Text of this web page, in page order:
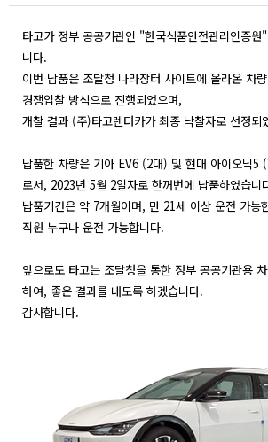
타고가 정부 공공기관인 "한국식품안전관리인증
니다.
이번 납품은 조달청 나라장터 사이트에 올라온 차
경쟁입찰 방식으로 진행되었으며,
개찰 결과 (주)타고렌터카가 최종 낙찰자로 선정되
납품한 차량은 기아 EV6 (2대) 및 현대 아이오닉5
로서, 2023년 5월 2일자로 한꺼번에 납품하였습니
납품기간은 약 7개월이며, 만 21세 이상 운전 가능
직원 누구나 운전 가능합니다.
앞으로도 타고는 조달청을 통한 정부 공공기관용
하여, 좋은 결과를 내도록 하겠습니다.
감사합니다.